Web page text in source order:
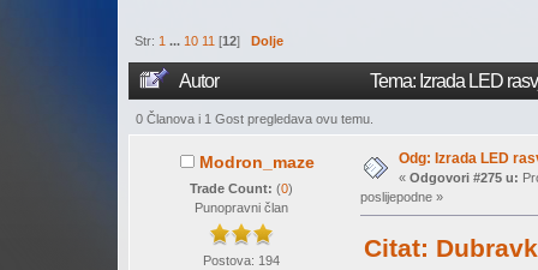
Str:1 ...10 11 [12] Dolje
Autor Tema: Izrada LED
0 Članova i 1 Gost pregledava ovu temu.
Modron_maze
Trade Count: (0)
Punopravni član
Postova: 194
Odg: Izrada LED
« Odgovori #275 u:
poslijepodne »
Citat: